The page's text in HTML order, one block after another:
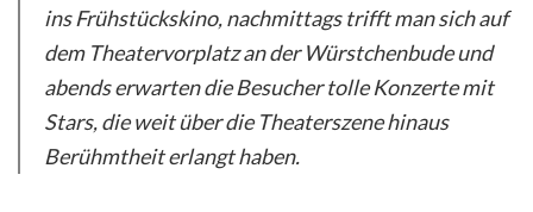
ins Frühstückskino, nachmittags trifft man sich auf
dem Theatervorplatz an der Würstchenbude und
abends erwarten die Besucher tolle Konzerte mit
Stars, die weit über die Theaterszene hinaus
Berühmtheit erlangt haben.